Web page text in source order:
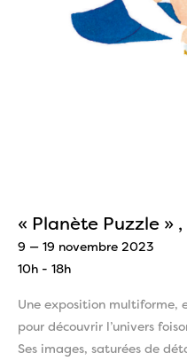
« Planète Puzzle »
9 — 19 novembre 2023
10h - 18h
Une exposition multiforme,
pour découvrir l’univers
Ses images, saturées de